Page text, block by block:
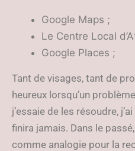
Google Maps ;
Le Centre Local
Google Places ;
Tant de visages, tant de
heureux lorsqu’un
j’essaie de les résoudre,
finira jamais. Dans le
comme analogie pour la